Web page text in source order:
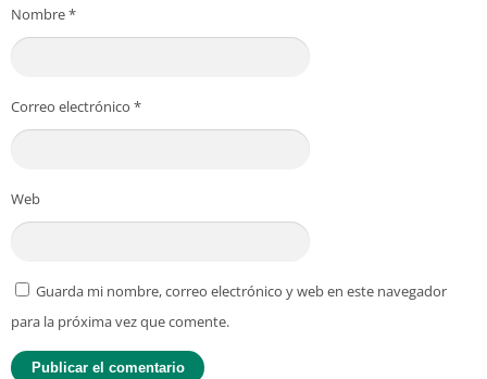
Nombre*
Correo electrónico *
Web
Guarda mi nombre, correo electrónico y web en este navegador
para la próxima vez que comente.